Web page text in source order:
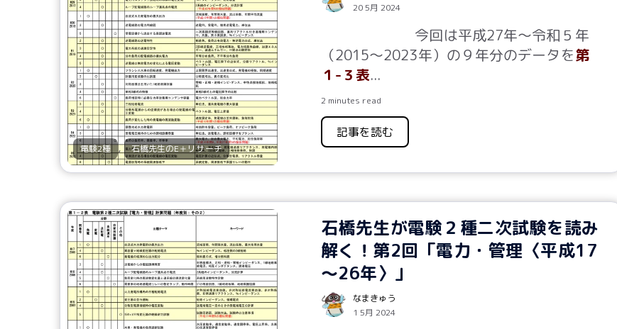
電験2種 , 石橋先生のE＋リサーチ
20 5月 2024
今回は平成27年～令和５年
（2015～2023年）の９年分のデータを第
１-３表...
2 minutes read
記事を読む
石橋先生が電験２種二次試験を読み
解く！第2回「電力・管理〈平成17
～26年〉」
なまきゅう
1 5月 2024